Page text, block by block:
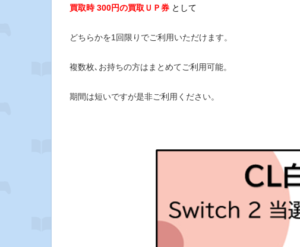
買取時 300円の買取ＵＰ券 として
どちらかを1回限りでご利用いただけます。
複数枚､お持ちの方はまとめてご利用可能。
期間は短いですが是非ご利用ください。